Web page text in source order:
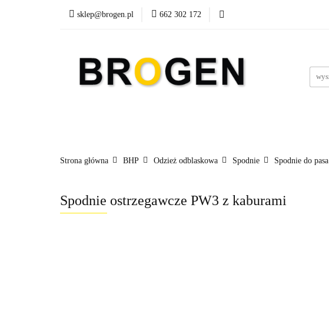
sklep@brogen.pl 662 302 172
Art. Biurowe
Nowości Aktualności
Strona główna BHP Odzież odblaskowa Spodnie Spodnie do pasa
Spodnie ostrzegawcze PW3 z kaburami